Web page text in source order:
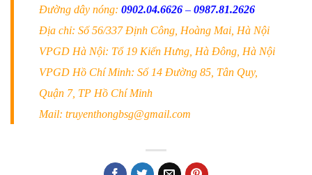
Đường dây nóng: 0902.04.6626 – 0987.81.2626
Địa chỉ: Số 56/337 Định Công, Hoàng Mai, Hà Nội
VPGD Hà Nội: Tổ 19 Kiến Hưng, Hà Đông, Hà Nội
VPGD Hồ Chí Minh: Số 14 Đường 85, Tân Quy,
Quận 7, TP Hồ Chí Minh
Mail: truyenthongbsg@gmail.com